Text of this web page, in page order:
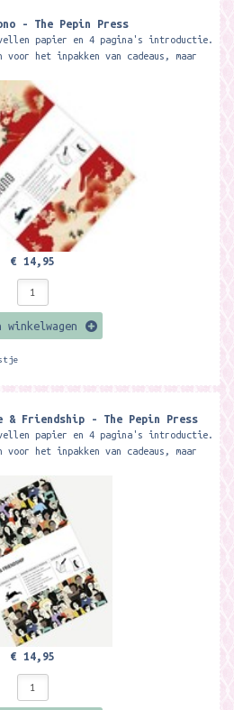
- The Pepin Press
papier en 4 pagina's introductie.
het inpakken van cadeaus, maar
€ 14,95
winkelwagen
& Friendship - The Pepin Press
papier en 4 pagina's introductie.
het inpakken van cadeaus, maar
€ 14,95